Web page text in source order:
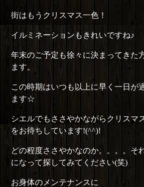
街はもうクリスマス一色！
イルミネーションもきれいですね♪
年末のご予定も徐々に決まってきた
ます。
この時期はいつも以上に早く一日が
ます☆
シエルでもささやかながらクリスマ
をお待ちしています!(^^)!
どの程度ささやかなのか。。。。そ
になって探してみてください(笑)
お身体のメンテナンスに